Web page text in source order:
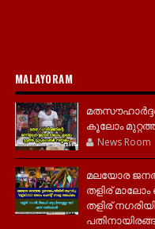
MALAYORAM
കൂലോം
News Room
മലയോര
തളിര്
തളിര്